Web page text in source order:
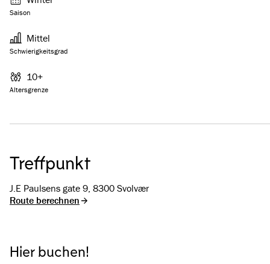
Saison
Schwierigkeitsgrad
Mittel
Altersgrenze
10+
Treffpunkt
J.E Paulsens gate 9, 8300 Svolvær
Route berechnen
Hier buchen!